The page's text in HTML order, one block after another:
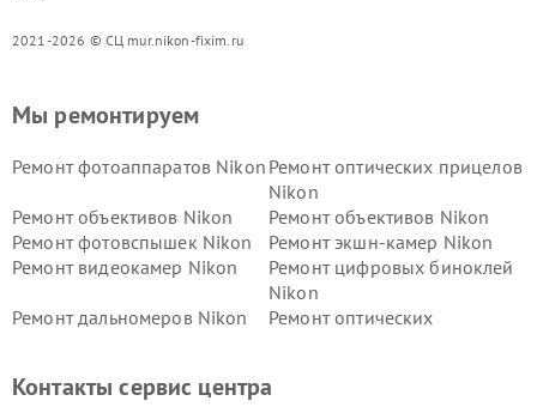
2021-2026 © СЦ mur.nikon-fixim.ru
Мы ремонтируем
Ремонт фотоаппаратов Nikon Ремонт оптических прицелов
Nikon
Ремонт объективов Nikon
Ремонт объективов Nikon
Ремонт фотовспышек Nikon
Ремонт экшн-камер Nikon
Ремонт видеокамер Nikon
Ремонт цифровых биноклей
Nikon
Ремонт дальномеров Nikon
Ремонт оптических
Контакты сервис центра